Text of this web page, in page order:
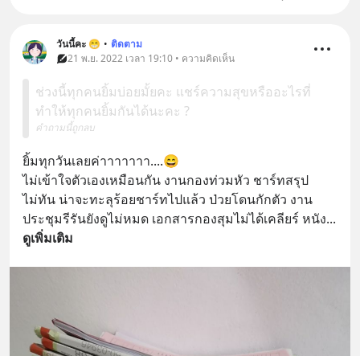
วันนี้คะ 😁 • ติดตาม
21 พ.ย. 2022 เวลา 19:10 • ความคิดเห็น
ช่วงนี้ทุกคนยิ้มบ่อยมั้ยคะ แชร์ความสุขหรืออะไรที่
ทำให้ทุกคนยิ้มกันได้นะคะ ?
คำถามนี้ถูกลบ
ยิ้มทุกวันเลยค่าาาาาาา....😄
ไม่เข้าใจตัวเองเหมือนกัน งานกองท่วมหัว ชาร์ทสรุป
ไม่ทัน น่าจะทะลุร้อยชาร์ทไปแล้ว ป่วยโดนกักตัว งาน
ประชุมรีรันยังดูไม่หมด เอกสารกองสุมไม่ได้เคลียร์ หนัง
ดูเพิ่มเติม